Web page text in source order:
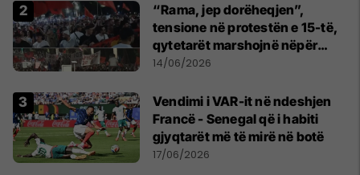
“Rama, jep dorëheqjen”,
tensione në protestën e 15-të,
qytetarët marshojnë nëpër
kryeqytet
14/06/2026
Vendimi i VAR-it në ndeshjen
Francë - Senegal që i habiti
gjyqtarët më të mirë në botë
17/06/2026